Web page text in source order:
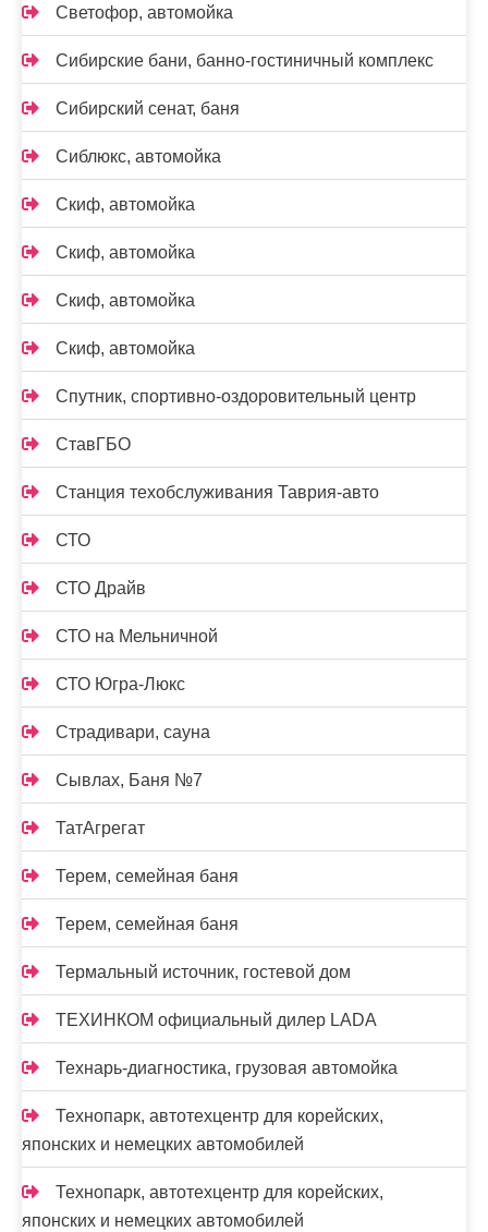
Светофор, автомойка
Сибирские бани, банно-гостиничный комплекс
Сибирский сенат, баня
Сиблюкс, автомойка
Скиф, автомойка
Скиф, автомойка
Скиф, автомойка
Скиф, автомойка
Спутник, спортивно-оздоровительный центр
СтавГБО
Станция техобслуживания Таврия-авто
СТО
СТО Драйв
СТО на Мельничной
СТО Югра-Люкс
Страдивари, сауна
Сывлах, Баня №7
ТатАгрегат
Терем, семейная баня
Терем, семейная баня
Термальный источник, гостевой дом
ТЕХИНКОМ официальный дилер LADA
Технарь-диагностика, грузовая автомойка
Технопарк, автотехцентр для корейских,
японских и немецких автомобилей
Технопарк, автотехцентр для корейских,
японских и немецких автомобилей